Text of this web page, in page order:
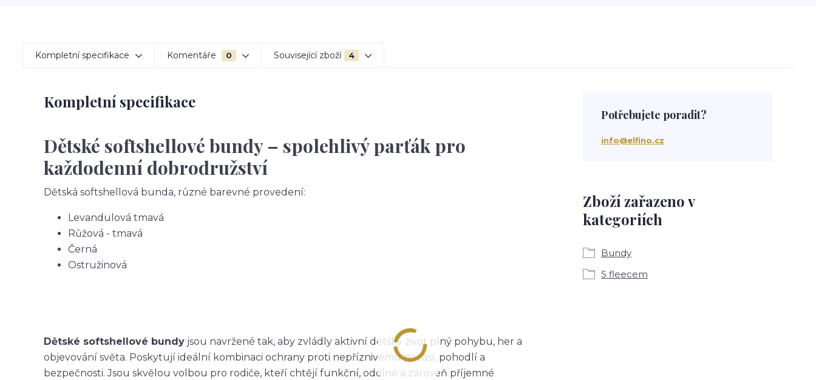
Kompletní specifikace Komentáře 0 Související zboží 4
Kompletní specifikace
Dětské softshellové bundy – spolehlivý parťák pro
každodenní dobrodružství
Dětská softshellová bunda, různé barevné provedení:
Levandulová tmavá
Růžová - tmavá
Černá
Ostružinová
Dětské softshellové bundy jsou navržené tak, aby zvládly aktivní dětský život plný pohybu, her a
objevování světa. Poskytují ideální kombinaci ochrany proti nepříznivému počasí, pohodlí a
bezpečnosti. Jsou skvělou volbou pro rodiče, kteří chtějí funkční, odolné a zároveň příjemné
Zboží zařazeno v
kategoriích
Bundy
S fleecem
Potřebujete poradit?
info@elfino.cz